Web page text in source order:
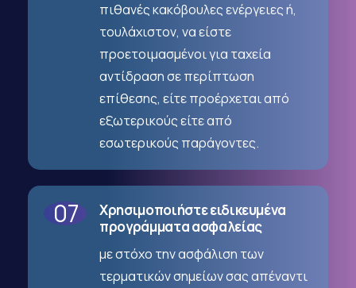
πιθανές κακόβουλες ενέργειες ή,
τουλάχιστον, να είστε
προετοιμασμένοι για ταχεία
αντίδραση σε περίπτωση
επίθεσης, είτε προέρχεται από
εξωτερικούς είτε από
εσωτερικούς παράγοντες.
07
Χρησιμοποιήστε ειδικευμένα
προγράμματα ασφαλείας
με στόχο την ασφάλιση των
τερματικών σημείων σας απέναντι